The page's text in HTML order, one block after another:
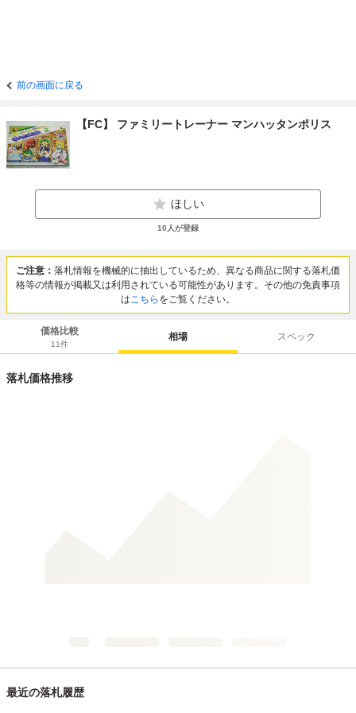
前の画面に戻る
【FC】 ファミリートレーナー マンハッタンポリス
ほしい
10 人が登録
ご注意： 落札情報を機械的に抽出しているため、異なる商品に関する落札価
格等の情報が掲載又は利用されている可能性があります。その他の免責事項
はこちら をご覧ください。
価格比較
11件
相場 スペック
落札価格推移
最近の落札履歴